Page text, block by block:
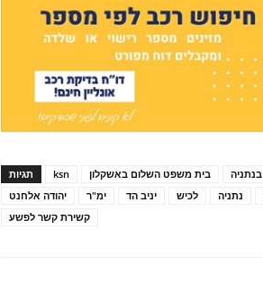
תגיות ksn בית משפט השלום באשקלון בנתניה
יהודה אלחנט
ימ"ר יניב הד לכיש נתניה
קשירת קשר לפשע